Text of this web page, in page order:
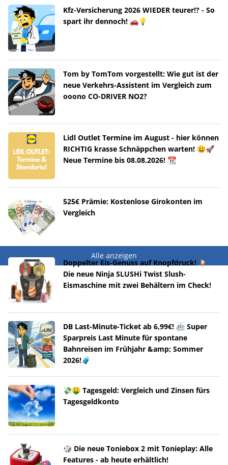
Kfz-Versicherung 2026 WIEDER teurer!? - So
spart ihr dennoch! 🚗💡
Tom by TomTom vorgestellt: Wie gut ist der
neue Verkehrs-Assistent im Vergleich zum
ooono CO-DRIVER NO2?
Lidl Outlet Termine im August - hier können
RICHTIG krasse Schnäppchen warten! 😀🚀
Neue Termine bis 08.08.2026! 📆
525€ Prämie: Kostenlose Girokonten im
Vergleich
Alle anzeigen
Doppelter Eis-Genuss auf Knopfdruck! 🍹
Die neue Ninja SLUSHi Twist Slush-
Eismaschine mit zwei Behältern im Check!
DB Last-Minute-Ticket ab 6,99€! 🚈 Super
Sparpreis Last Minute für spontane
Bahnreisen im Frühjahr &amp; Sommer
2026!🧳
💸🤑 Tagesgeld: Vergleich und Zinsen fürs
Tagesgeldkonto
🎲 Die neue Toniebox 2 mit Tonieplay: Alle
Features - ab heute erhältlich!